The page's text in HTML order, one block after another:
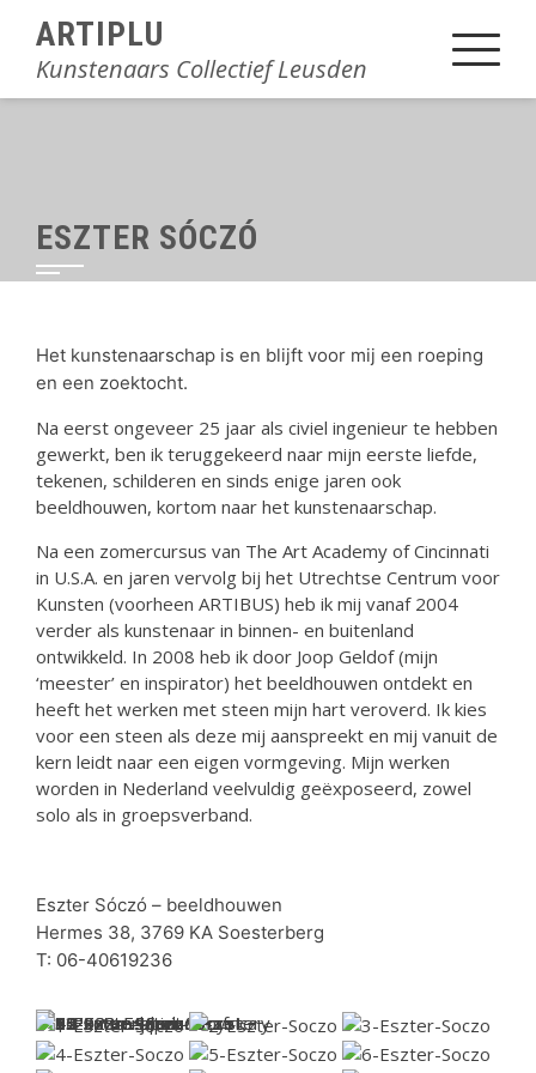
overARTIPLU
Kunstenaars Collectief Leusden
ESZTER SÓCZÓ
Het kunstenaarschap is en blijft voor mij een roeping
en een zoektocht.
Na eerst ongeveer 25 jaar als civiel ingenieur te hebben
gewerkt, ben ik teruggekeerd naar mijn eerste liefde,
tekenen, schilderen en sinds enige jaren ook
beeldhouwen, kortom naar het kunstenaarschap.
Na een zomercursus van The Art Academy of Cincinnati
in U.S.A. en jaren vervolg bij het Utrechtse Centrum voor
Kunsten (voorheen ARTIBUS) heb ik mij vanaf 2004
verder als kunstenaar in binnen- en buitenland
ontwikkeld. In 2008 heb ik door Joop Geldof (mijn
‘meester’ en inspirator) het beeldhouwen ontdekt en
heeft het werken met steen mijn hart veroverd. Ik kies
voor een steen als deze mij aanspreekt en mij vanuit de
kern leidt naar een eigen vormgeving. Mijn werken
worden in Nederland veelvuldig geëxposeerd, zowel
solo als in groepsverband.
Eszter Sóczó – beeldhouwen
Hermes 38, 3769 KA Soesterberg
T: 06-40619236